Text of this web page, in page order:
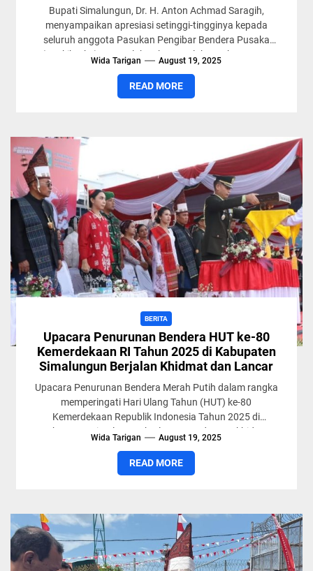
Bupati Simalungun, Dr. H. Anton Achmad Saragih,
menyampaikan apresiasi setinggi-tingginya kepada
seluruh anggota Pasukan Pengibar Bendera Pusaka
(Paskibraka) yang telah sukses melaksanakan tugas
Wida Tarigan August 19, 2025
READ MORE
BERITA
Upacara Penurunan Bendera HUT ke-80
Kemerdekaan RI Tahun 2025 di Kabupaten
Simalungun Berjalan Khidmat dan Lancar
Upacara Penurunan Bendera Merah Putih dalam rangka
memperingati Hari Ulang Tahun (HUT) ke-80
Kemerdekaan Republik Indonesia Tahun 2025 di
Kabupaten Simalungun berlangsung dengan khidmat
Wida Tarigan August 19, 2025
READ MORE